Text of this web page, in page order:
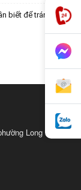
biết để tránh vi
Long Biên,